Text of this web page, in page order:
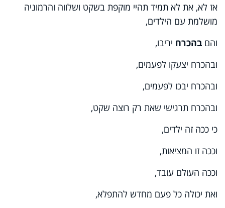
אז לא, את לא תמיד תהיי מוקפת בשקט ושלווה והרמוניה
מושלמת עם הילדים,
והם בהכרח יריבו,
ובהכרח יצעקו לפעמים,
ובהכרח יבכו לפעמים,
ובהכרח תרגישי שאת רק רוצה שקט,
כי ככה זה ילדים,
וככה זו המציאות,
וככה העולם עובד,
ואת יכולה כל פעם מחדש להתפלא,